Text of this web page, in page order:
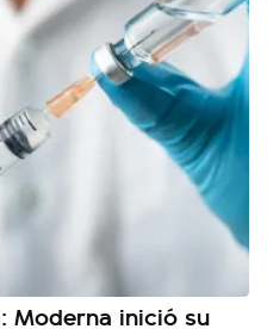
Moderna inició su